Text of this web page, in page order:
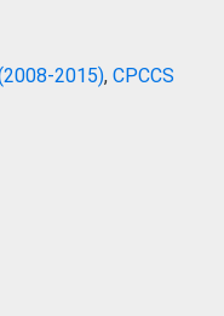
2015), CPCCS